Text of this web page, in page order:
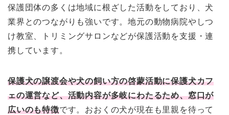
保護団体の多くは地域に根ざした活動をしており、犬
業界とのつながりも強いです。地元の動物病院やしつ
け教室、トリミングサロンなどが保護活動を支援・連
携しています。
保護犬の譲渡会や犬の飼い方の啓蒙活動に保護犬カフ
ェの運営など、活動内容が多岐にわたるため、窓口が
広いのも特徴です。おおくの犬が現在も里親を待って